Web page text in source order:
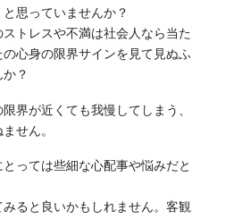
思っていませんか？
トレスや不満は社会人なら当た
心身の限界サインを見て見ぬふ
？
界が近くても我慢してしまう、
せん。
っては些細な心配事や悩みだと
ると良いかもしれません。客観